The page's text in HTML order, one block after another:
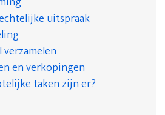
uitspraak
en verkopingen
taken zijn er?